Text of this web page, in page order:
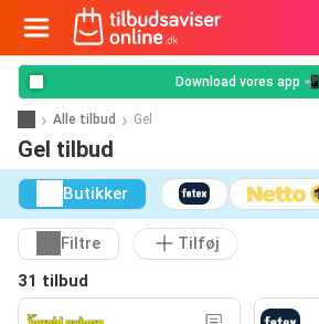
Download vores app 📲
Alle tilbud Gel
Gel tilbud
Butikker
Filtre
Tilføj
31 tilbud